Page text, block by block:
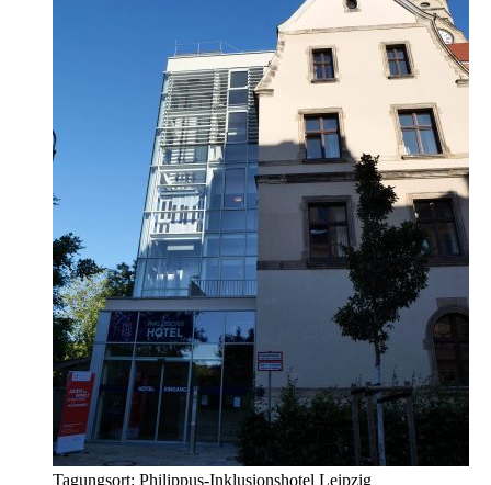
Tagungsort: Philippus-Inklusionshotel Leipzig